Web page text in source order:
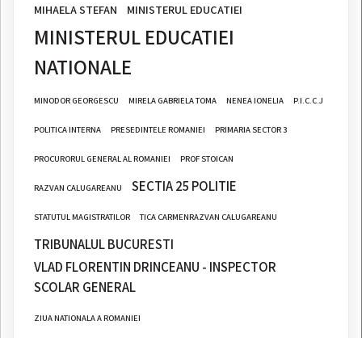
MIHAELA STEFAN MINISTERUL EDUCATIEI
MINISTERUL EDUCATIEI
NATIONALE
MINODOR GEORGESCU MIRELA GABRIELA TOMA NENEA IONELIA P.I.C.C.J
POLITICA INTERNA PRESEDINTELE ROMANIEI PRIMARIA SECTOR 3
PROCURORUL GENERAL AL ROMANIEI PROF STOICAN
RAZVAN CALUGAREANU SECTIA 25 POLITIE
STATUTUL MAGISTRATILOR TICA CARMENRAZVAN CALUGAREANU
TRIBUNALUL BUCURESTI
VLAD FLORENTIN DRINCEANU - INSPECTOR
SCOLAR GENERAL
ZIUA NATIONALA A ROMANIEI